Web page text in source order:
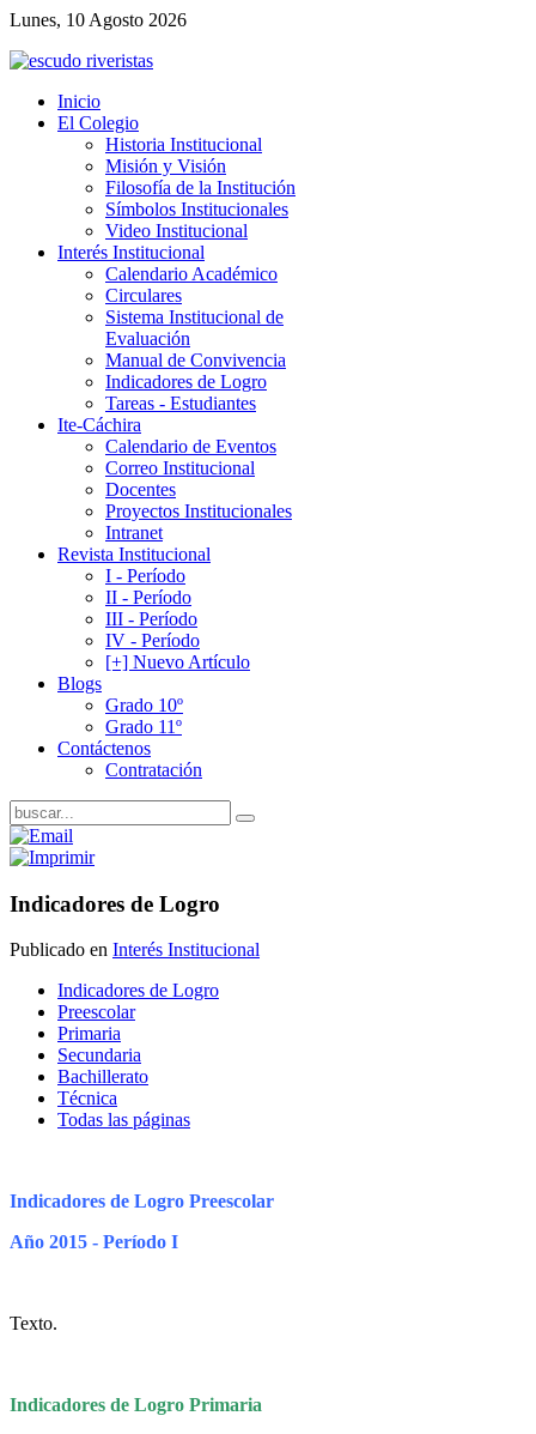
Lunes, 10 Agosto 2026
Inicio
El Colegio
Historia Institucional
Misión y Visión
Filosofía de la Institución
Símbolos Institucionales
Video Institucional
Interés Institucional
Calendario Académico
Circulares
Sistema Institucional de
Evaluación
Manual de Convivencia
Indicadores de Logro
Tareas - Estudiantes
Ite-Cáchira
Calendario de Eventos
Correo Institucional
Docentes
Proyectos Institucionales
Intranet
Revista Institucional
I - Período
II - Período
III - Período
IV - Período
[+] Nuevo Artículo
Blogs
Grado 10º
Grado 11º
Contáctenos
Contratación
Indicadores de Logro
Publicado en Interés Institucional
Indicadores de Logro
Preescolar
Primaria
Secundaria
Bachillerato
Técnica
Todas las páginas
Indicadores de Logro Preescolar
Año 2015 - Período I
Texto.
Indicadores de Logro Primaria